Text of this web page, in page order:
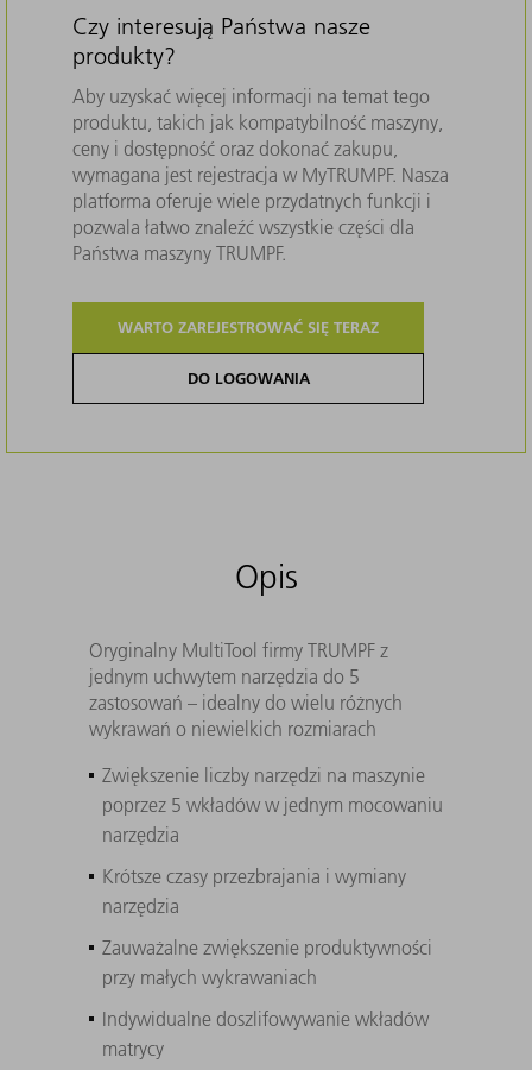
Czy interesują Państwa nasze
produkty?
Aby uzyskać więcej informacji na temat tego
produktu, takich jak kompatybilność maszyny,
ceny i dostępność oraz dokonać zakupu,
wymagana jest rejestracja w MyTRUMPF. Nasza
platforma oferuje wiele przydatnych funkcji i
pozwala łatwo znaleźć wszystkie części dla
Państwa maszyny TRUMPF.
WARTO ZAREJESTROWAĆ SIĘ TERAZ
DO LOGOWANIA
Opis
Oryginalny MultiTool firmy TRUMPF z
jednym uchwytem narzędzia do 5
zastosowań – idealny do wielu różnych
wykrawań o niewielkich rozmiarach
Zwiększenie liczby narzędzi na maszynie
poprzez 5 wkładów w jednym mocowaniu
narzędzia
Krótsze czasy przezbrajania i wymiany
narzędzia
Zauważalne zwiększenie produktywności
przy małych wykrawaniach
Indywidualne doszlifowywanie wkładów
matrycy